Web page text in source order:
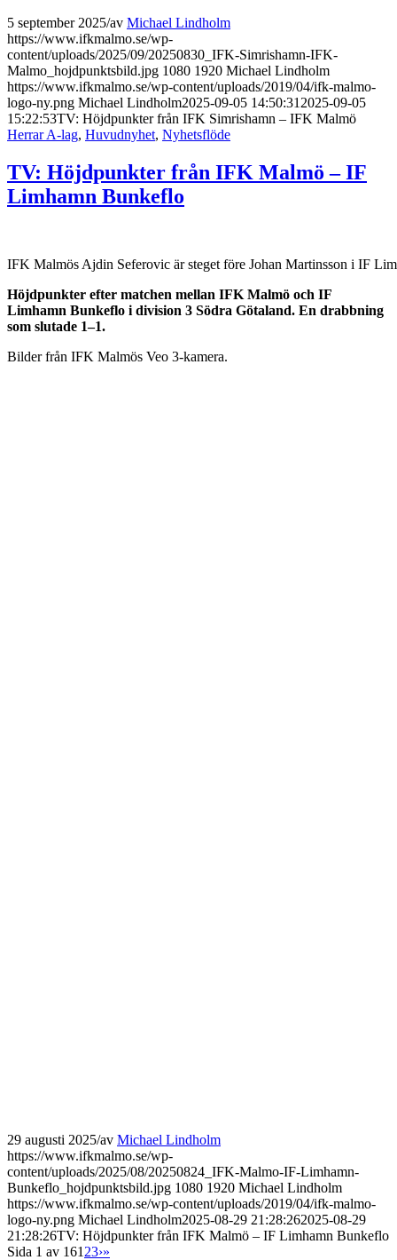
5 september 2025/av Michael Lindholm
https://www.ifkmalmo.se/wp-
content/uploads/2025/09/20250830_IFK-Simrishamn-IFK-
Malmo_hojdpunktsbild.jpg 1080 1920 Michael Lindholm
https://www.ifkmalmo.se/wp-content/uploads/2019/04/ifk-malmo-
logo-ny.png Michael Lindholm2025-09-05 14:50:31 2025-09-05
15:22:53TV: Höjdpunkter från IFK Simrishamn – IFK Malmö
Herrar A-lag, Huvudnyhet, Nyhetsflöde
TV: Höjdpunkter från IFK Malmö – IF
Limhamn Bunkeflo
IFK Malmös Ajdin Seferovic är steget före Johan Martinsson i IF
Höjdpunkter efter matchen mellan IFK Malmö och IF
Limhamn Bunkeflo i division 3 Södra Götaland. En drabbning
som slutade 1–1.
Bilder från IFK Malmös Veo 3-kamera.
29 augusti 2025/av Michael Lindholm
https://www.ifkmalmo.se/wp-
content/uploads/2025/08/20250824_IFK-Malmo-IF-Limhamn-
Bunkeflo_hojdpunktsbild.jpg 1080 1920 Michael Lindholm
https://www.ifkmalmo.se/wp-content/uploads/2019/04/ifk-malmo-
logo-ny.png Michael Lindholm2025-08-29 21:28:262025-08-29
21:28:26TV: Höjdpunkter från IFK Malmö – IF Limhamn Bunkeflo
Sida 1 av 161 23›»